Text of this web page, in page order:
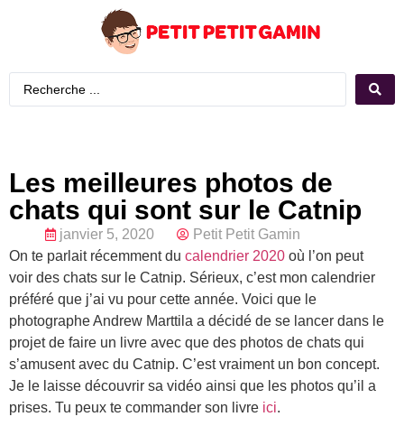
Les meilleures photos de
chats qui sont sur le Catnip
janvier 5, 2020
Petit Petit Gamin
On te parlait récemment du calendrier 2020 où l’on peut
voir des chats sur le Catnip. Sérieux, c’est mon calendrier
préféré que j’ai vu pour cette année. Voici que le
photographe Andrew Marttila a décidé de se lancer dans le
projet de faire un livre avec que des photos de chats qui
s’amusent avec du Catnip. C’est vraiment un bon concept.
Je le laisse découvrir sa vidéo ainsi que les photos qu’il a
prises. Tu peux te commander son livre ici.